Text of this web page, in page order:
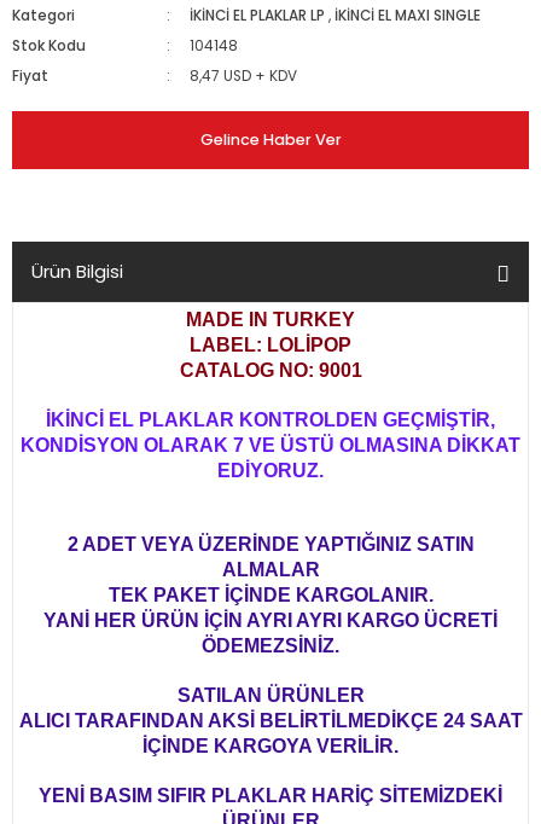
Kategori İKİNCİ EL PLAKLAR LP , İKİNCİ EL MAXI SINGLE
Stok Kodu
104148
Fiyat
8,47 USD + KDV
Gelince Haber Ver
Ürün Bilgisi
MADE IN TURKEY
LABEL: LOLİPOP
CATALOG NO: 9001
İKİNCİ EL PLAKLAR KONTROLDEN GEÇMİŞTİR,
KONDİSYON OLARAK 7 VE ÜSTÜ OLMASINA DİKKAT
EDİYORUZ.
2 ADET VEYA ÜZERİNDE YAPTIĞINIZ SATIN
ALMALAR
TEK PAKET İÇİNDE KARGOLANIR.
YANİ HER ÜRÜN İÇİN AYRI AYRI KARGO ÜCRETİ
ÖDEMEZSİNİZ.
SATILAN ÜRÜNLER
ALICI TARAFINDAN AKSİ BELİRTİLMEDİKÇE 24 SAAT
İÇİNDE KARGOYA VERİLİR.
YENİ BASIM SIFIR PLAKLAR HARİÇ SİTEMİZDEKİ